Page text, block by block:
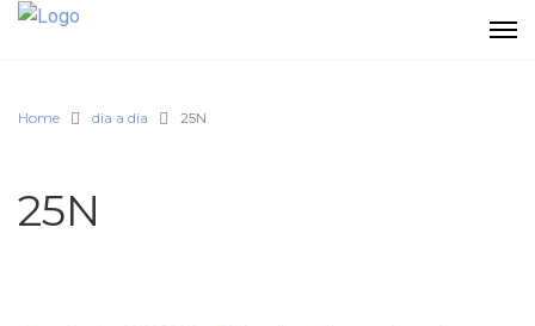
Home dia a dia 25N
25N